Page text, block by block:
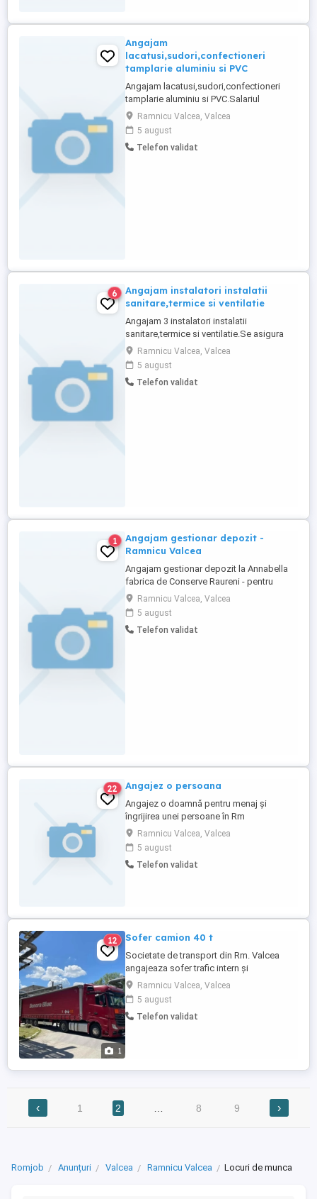
Angajam
lacatusi,sudori,confectioneri
tamplarie aluminiu si PVC
Angajam lacatusi,sudori,confectioneri
tamplarie aluminiu si PVC.Salariul
motivant.Se asigura cazare(pentru lucrari
in alte localitati),transport,diurna.
Ramnicu Valcea, Valcea
5 august
Telefon validat
6
Angajam instalatori instalatii
sanitare,termice si ventilatie
Angajam 3 instalatori instalatii
sanitare,termice si ventilatie.Se asigura
cazare si transport.Salariu
motivant.Experienta este obligatorie.
Ramnicu Valcea, Valcea
5 august
Telefon validat
1
Angajam gestionar depozit -
Ramnicu Valcea
Angajam gestionar depozit la Annabella
fabrica de Conserve Raureni - pentru
gestiune etichete produse finite (primirea
și verificarea produselor, aranjarea
eficientă a acestora pe rafturi și
efectuarea inventarelor periodice). Cerinte:
Ramnicu Valcea, Valcea
5 august
Telefon validat
22 Angajez o persoana
Angajez o doamnă pentru menaj și
îngrijirea unei persoane în Rm
Vâlcea,program intern,salariul 2000 lei
lună ,rog seriozitate
Ramnicu Valcea, Valcea
5 august
Telefon validat
1
12 Sofer camion 40 t
Societate de transport din Rm. Valcea
angajeaza sofer trafic intern și
internațional tur-retur (Italia, Spania,
Polonia, Germania) Necesar experiență si
atestat ADR colete!!! Salariu
atractiv+diurnă. Relații la telefon
Ramnicu Valcea, Valcea
5 august
Telefon validat
‹ 1 2 8 9 ›
Romjob Anunțuri Valcea Ramnicu Valcea Locuri de munca